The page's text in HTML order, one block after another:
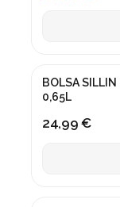
BOLSA SILLIN
0,65L
24,99 €